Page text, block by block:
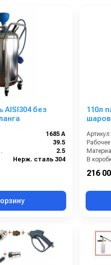
AISI304 без
1685 A
39.5
(бар):
2.5
Нерж. сталь 304
110л
Артикул:
В
216